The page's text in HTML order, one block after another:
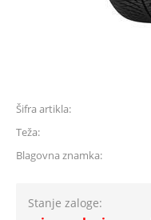
Šifra artikla:
Teža:
Blagovna znamka:
Stanje zaloge: